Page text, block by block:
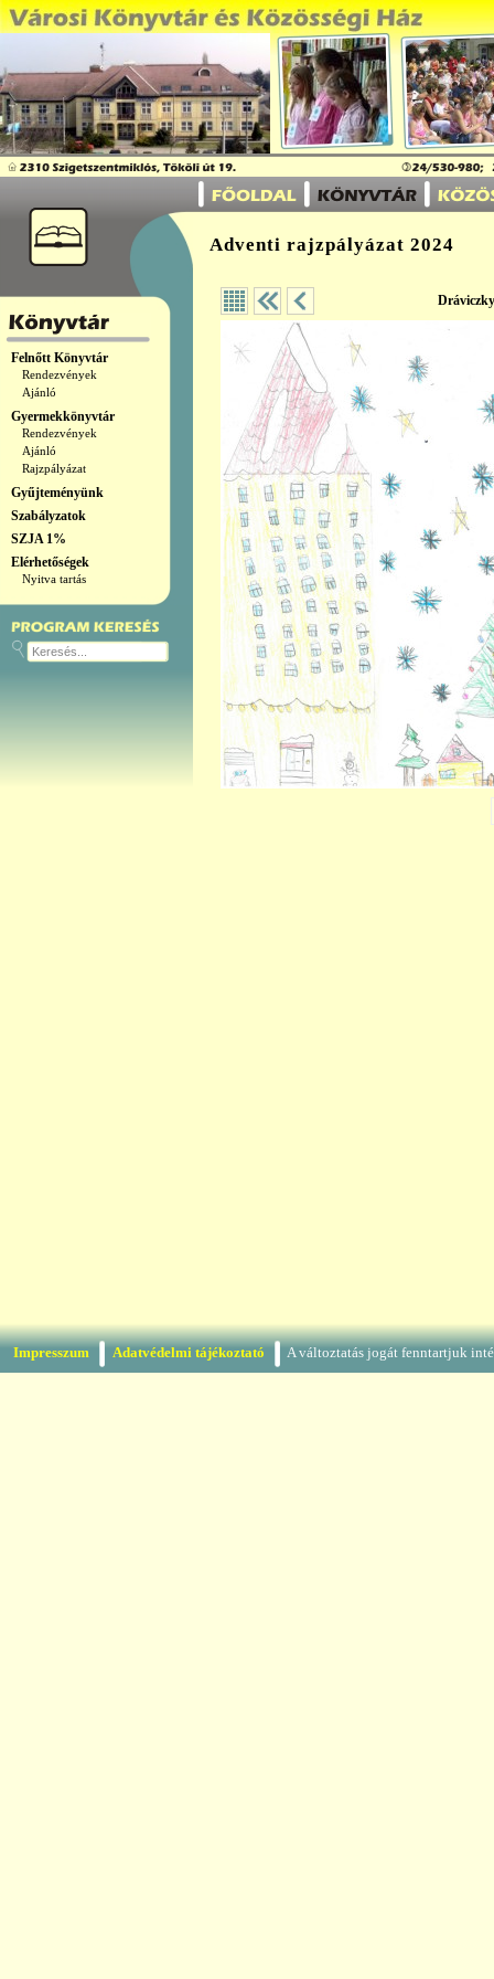
Felnőtt Könyvtár
Rendezvények
Ajánló
Gyermekkönyvtár
Rendezvények
Ajánló
Rajzpályázat
Gyűjteményünk
Szabályzatok
SZJA 1%
Elérhetőségek
Nyitva tartás
Adventi rajzpályázat 2024
Impresszum Adatvédelmi tájékoztató A változtatás jogát fenntartjuk